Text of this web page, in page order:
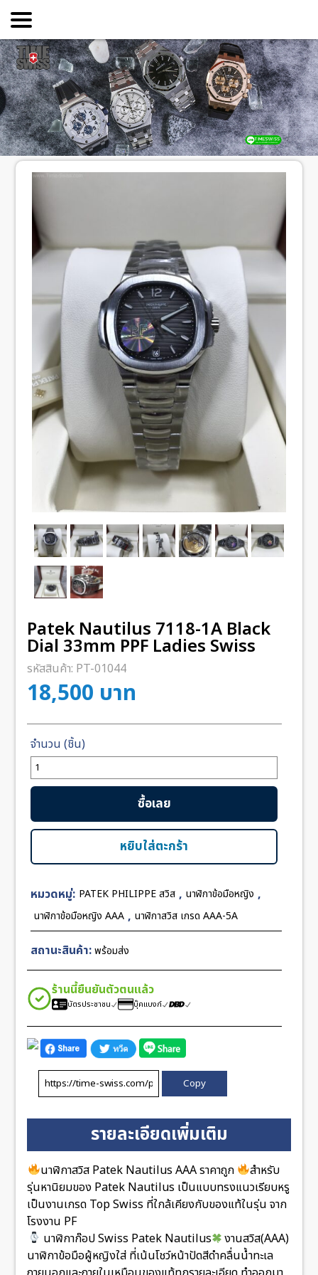
Patek Nautilus 7118-1A Black
Dial 33mm PPF Ladies Swiss
รหัสสินค้า: PT-01044
18,500 บาท
จำนวน
Patek
Nautilus
1A
Dial
PPF
Ladies
Swiss
ชิ้น
หยิบใส่ตะกร้า
ซื้อเลย
หมวดหมู่: PATEK PHILIPPE สวิส , นาฬิกาข้อมือหญิง ,
นาฬิกาข้อมือหญิง AAA , นาฬิกาสวิส เกรด AAA-5A
สถานะสินค้า:พร้อมส่ง
ร้านนี้ยืนยันตัวตนแล้ว
บัตรประชาชน บุ๊คแบงก์
Copy
รายละเอียดเพิ่มเติม
นาฬิกาสวิส Patek Nautilus AAA ราคาถูก
สำหรับ
รุ่นหานิยมของ Patek Nautilus เป็นแบบทรงแนวเรียบหรู
เป็นงานเกรด Top Swiss ที่ใกล้เคียงกับของแท้ในรุ่น จาก
โรงงาน PF
นาฬิกาก๊อป Swiss Patek Nautilus
งานสวิส(AAA)
นาฬิกาข้อมือผู้หญิงใส่ ที่เน้นโชว์หน้าปัดสีดำคลื่นน้ำทะเล